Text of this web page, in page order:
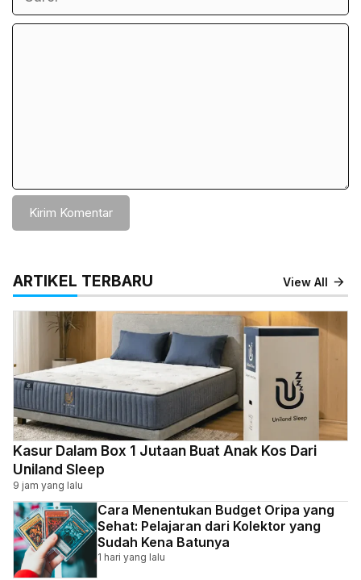
ARTIKEL TERBARU View All
Kasur Dalam Box 1 Jutaan Buat Anak Kos Dari
Uniland Sleep
9 jam yang lalu
Cara Menentukan Budget Oripa yang
Sehat: Pelajaran dari Kolektor yang
Sudah Kena Batunya
1 hari yang lalu